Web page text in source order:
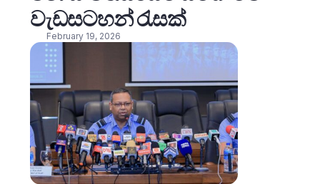
වැඩසටහන් රැසක්
February 19, 2026